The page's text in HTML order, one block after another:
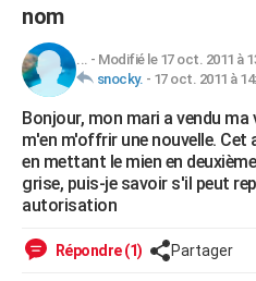
Retraite
Impôts
Epargne
Immobilier
Risques naturels par ville
Banque
Assurance
Crédit
AUTO
Essais
Réserver un essai
Citadines
Berlines
SUV
Forum auto
+HIGH-TECH
Mobiles
Meilleur smartphone
Internet
Ordinateurs
Jeux vidéo
Guide high-tech
+BRICOLAGE
Forum
Aménagement intérieur
Extérieur
Cuisine
Salle de bains
Jardinage
Rangement
WEEK-END
Guides de France
Escapades
Patrimoine
Expositions
Musées
Week-end nature
+LIFESTYLE
Art de vivre
Bien-être
Loisirs
Mode
Modes de vie
SANTE
nom
... - Modifié le 17 oct. 2011 à
snocky. - 17 oct. 2011 à
Bonjour, mon mari a vendu
m'en m'offrir une nouvelle.
en mettant le mien en
grise, puis-je savoir s'il peut
autorisation
Répondre (1) Partager